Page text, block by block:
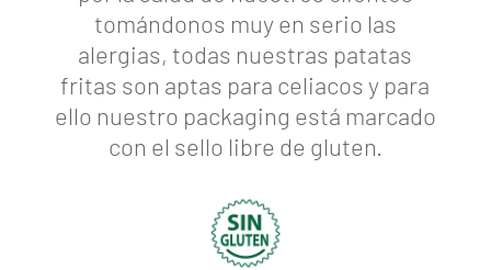
tomándonos muy en serio las
alergias, todas nuestras patatas
fritas son aptas para celiacos y para
ello nuestro packaging está marcado
con el sello libre de gluten.